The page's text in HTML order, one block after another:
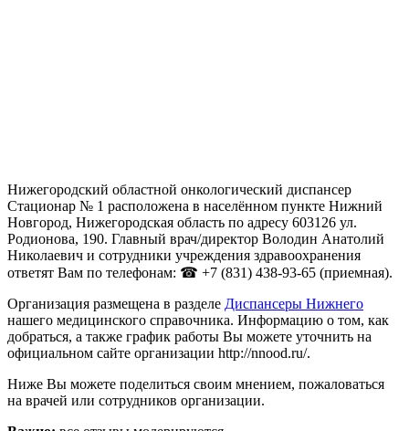
Нижегородский областной онкологический диспансер
Стационар № 1 расположена в населённом пункте Нижний
Новгород, Нижегородская область по адресу 603126 ул.
Родионова, 190. Главный врач/директор Володин Анатолий
Николаевич и сотрудники учреждения здравоохранения
ответят Вам по телефонам: ☎ +7 (831) 438-93-65 (приемная).
Организация размещена в разделе Диспансеры Нижнего
нашего медицинского справочника. Информацию о том, как
добраться, а также график работы Вы можете уточнить на
официальном сайте организации http://nnood.ru/.
Ниже Вы можете поделиться своим мнением, пожаловаться
на врачей или сотрудников организации.